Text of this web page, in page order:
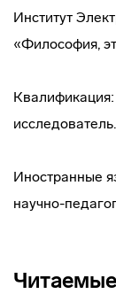
Институт
«Философия,
исследователь.
Иностранные
научно-